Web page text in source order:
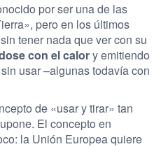
por ser una de las
pero en los últimos
tener nada que ver con su
con el calory emitiendo
usar –algunas todavía con
de «usar y tirar» tan
El concepto en
la Unión Europea quiere